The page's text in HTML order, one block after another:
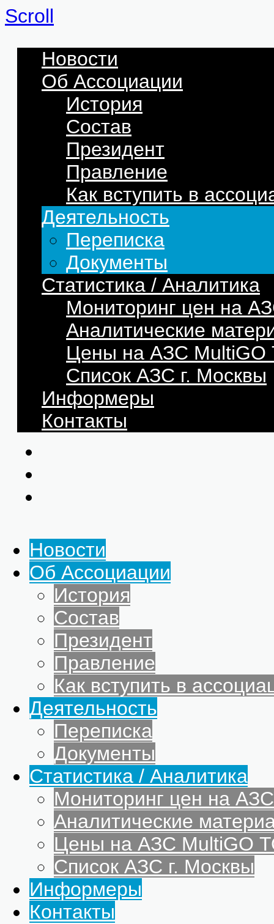
Scroll
Новости
Об Ассоциации
История
Состав
Президент
Правление
Как вступить в
Деятельность
Переписка
Документы
Статистика / Аналитика
Мониторинг цен на
Аналитические
Цены на АЗС
Список АЗС г. Москвы
Информеры
Контакты
Новости
Об Ассоциации
История
Состав
Президент
Правление
Как вступить в
Деятельность
Переписка
Документы
Статистика / Аналитика
Мониторинг цен на
Аналитические
Цены на АЗС MultiGO
Список АЗС г. Москвы
Информеры
Контакты